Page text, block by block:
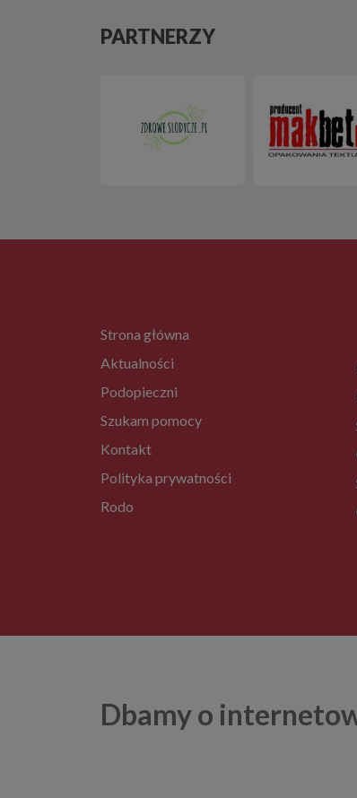
PARTNERZY
Strona główna
Aktualności
Podopieczni
Szukam pomocy
Kontakt
Polityka prywatności
Rodo
Dbamy o